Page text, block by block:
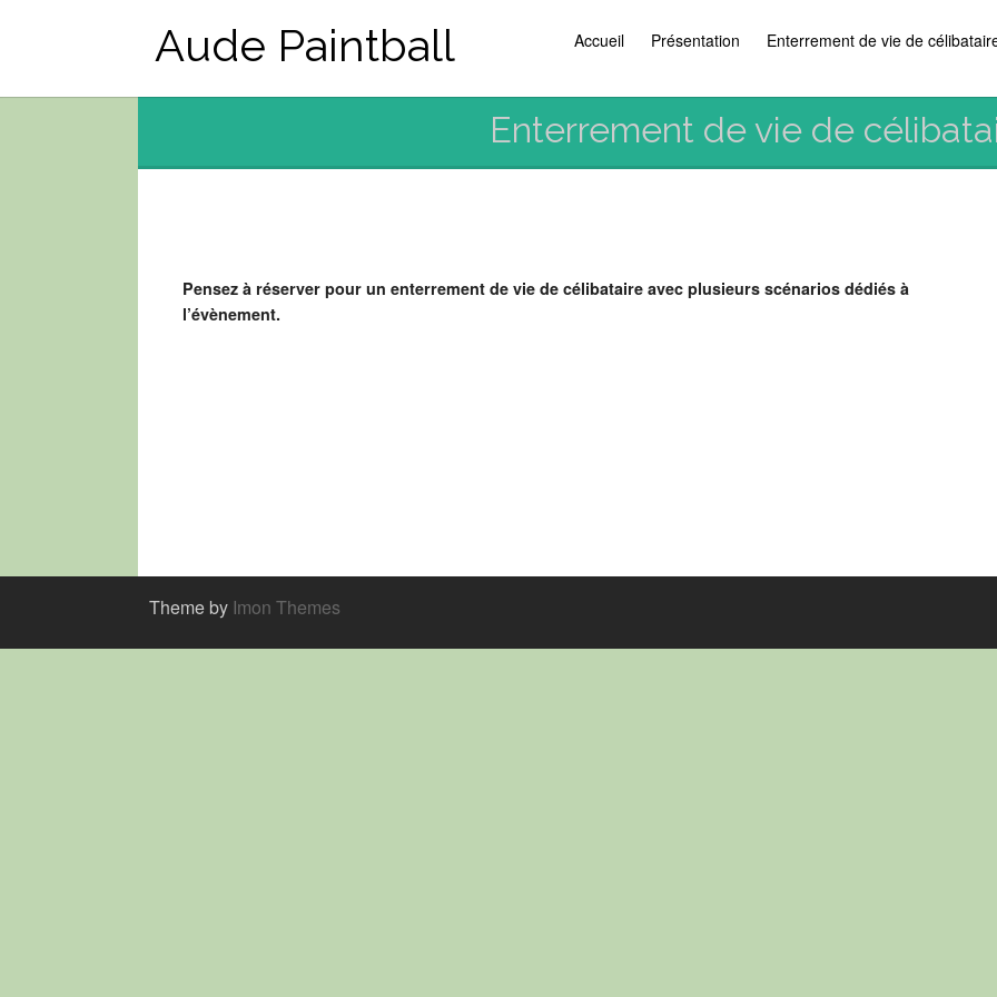
Aude Paintball Accueil Présentation Enterrement de vie de
Enterrement de vie de
Pensez à réserver pour un enterrement de vie de célibataire avec plusieurs scénarios dédiés à
l’évènement.
Theme by Imon Themes